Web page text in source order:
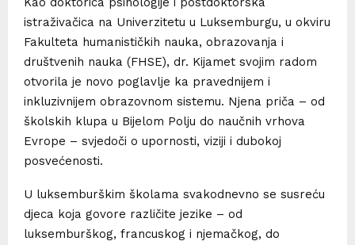
istraživačica na Univerzitetu u Luksemburgu, u okviru
Fakulteta humanističkih nauka, obrazovanja i
društvenih nauka (FHSE), dr. Kijamet svojim radom
otvorila je novo poglavlje ka pravednijem i
inkluzivnijem obrazovnom sistemu. Njena priča – od
školskih klupa u Bijelom Polju do naučnih vrhova
Evrope – svjedoči o upornosti, viziji i dubokoj
posvećenosti.
U luksemburškim školama svakodnevno se susreću
djeca koja govore različite jezike – od
luksemburškog, francuskog i njemačkog, do